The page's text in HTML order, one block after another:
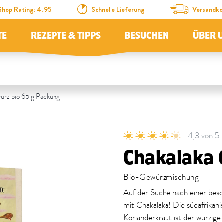
Rating: 4.95 Schnelle Lieferung
REZEPTE & TIPPS BESUCHEN ÜBER
bio 65 g Packung
4,3 von 5
Chakalaka
Bio-Gewürzmischung
Auf der Suche nach einer
mit Chakalaka! Die
Korianderkraut ist der